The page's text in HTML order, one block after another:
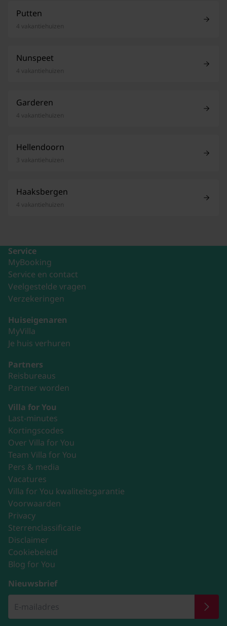
Putten
4 vakantiehuizen
Nunspeet
4 vakantiehuizen
Garderen
4 vakantiehuizen
Hellendoorn
3 vakantiehuizen
Haaksbergen
4 vakantiehuizen
Service
MyBooking
Service en contact
Veelgestelde vragen
Verzekeringen
Huiseigenaren
MyVilla
Je huis verhuren
Partners
Reisbureaus
Partner worden
Villa for You
Last-minutes
Kortingscodes
Over Villa for You
Team Villa for You
Pers & media
Vacatures
Villa for You kwaliteitsgarantie
Voorwaarden
Privacy
Sterrenclassificatie
Disclaimer
Cookiebeleid
Blog for You
Nieuwsbrief